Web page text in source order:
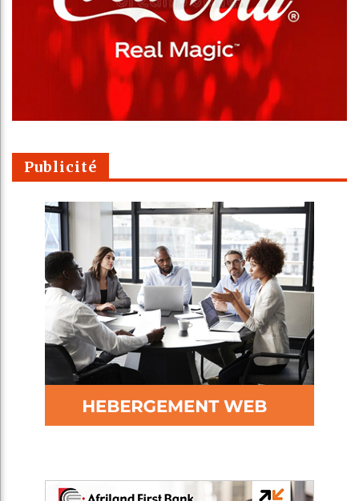
Publicité